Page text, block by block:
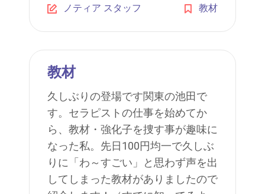
ノティア スタッフ 教材
教材
久しぶりの登場です関東の池田で
す。セラピストの仕事を始めてか
ら、教材・強化子を捜す事が趣味に
なった私。先日100円均一で久しぶ
りに「わ～すごい」と思わず声を出
してしまった教材がありましたので